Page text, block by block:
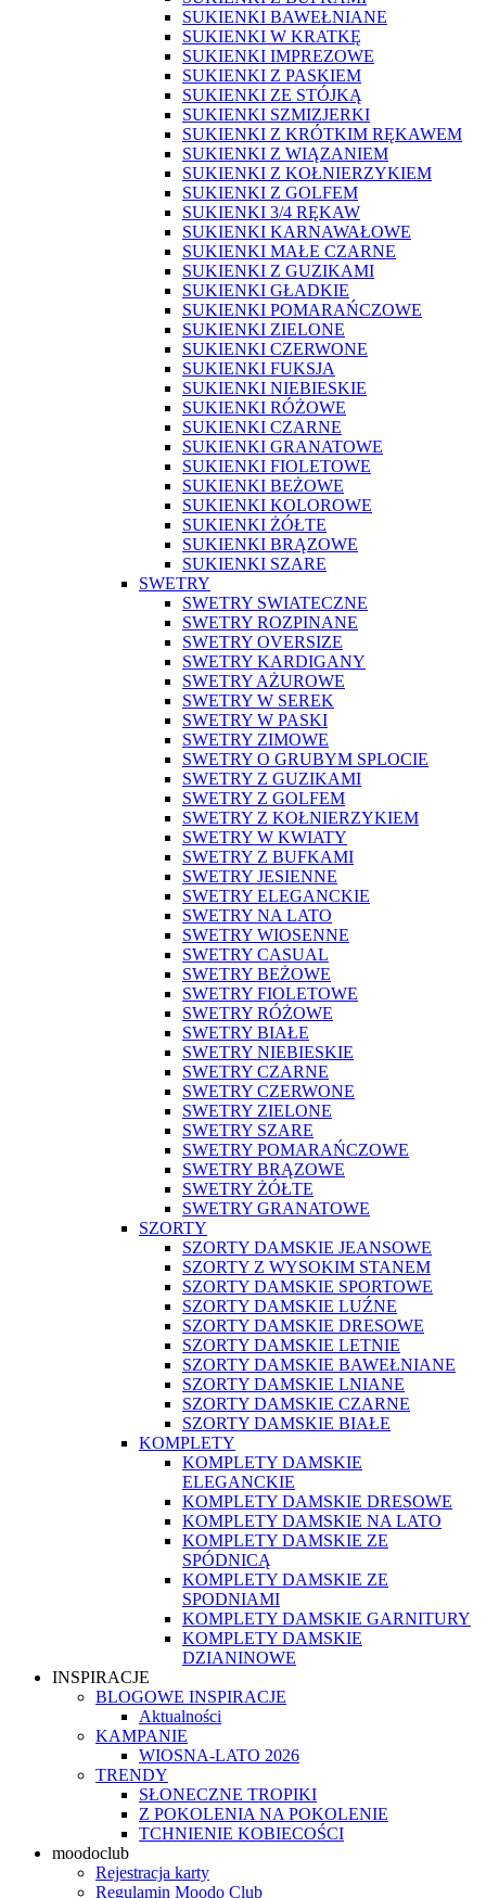
SUKIENKI BAWEŁNIANE
SUKIENKI W KRATKĘ
SUKIENKI IMPREZOWE
SUKIENKI Z PASKIEM
SUKIENKI ZE STÓJKĄ
SUKIENKI SZMIZJERKI
SUKIENKI Z KRÓTKIM RĘKAWEM
SUKIENKI Z WIĄZANIEM
SUKIENKI Z KOŁNIERZYKIEM
SUKIENKI Z GOLFEM
SUKIENKI 3/4 RĘKAW
SUKIENKI KARNAWAŁOWE
SUKIENKI MAŁE CZARNE
SUKIENKI Z GUZIKAMI
SUKIENKI GŁADKIE
SUKIENKI POMARAŃCZOWE
SUKIENKI ZIELONE
SUKIENKI CZERWONE
SUKIENKI FUKSJA
SUKIENKI NIEBIESKIE
SUKIENKI RÓŻOWE
SUKIENKI CZARNE
SUKIENKI GRANATOWE
SUKIENKI FIOLETOWE
SUKIENKI BEŻOWE
SUKIENKI KOLOROWE
SUKIENKI ŻÓŁTE
SUKIENKI BRĄZOWE
SUKIENKI SZARE
SWETRY
SWETRY SWIATECZNE
SWETRY ROZPINANE
SWETRY OVERSIZE
SWETRY KARDIGANY
SWETRY AŻUROWE
SWETRY W SEREK
SWETRY W PASKI
SWETRY ZIMOWE
SWETRY O GRUBYM SPLOCIE
SWETRY Z GUZIKAMI
SWETRY Z GOLFEM
SWETRY Z KOŁNIERZYKIEM
SWETRY W KWIATY
SWETRY Z BUFKAMI
SWETRY JESIENNE
SWETRY ELEGANCKIE
SWETRY NA LATO
SWETRY WIOSENNE
SWETRY CASUAL
SWETRY BEŻOWE
SWETRY FIOLETOWE
SWETRY RÓŻOWE
SWETRY BIAŁE
SWETRY NIEBIESKIE
SWETRY CZARNE
SWETRY CZERWONE
SWETRY ZIELONE
SWETRY SZARE
SWETRY POMARAŃCZOWE
SWETRY BRĄZOWE
SWETRY ŻÓŁTE
SWETRY GRANATOWE
SZORTY
SZORTY DAMSKIE JEANSOWE
SZORTY Z WYSOKIM STANEM
SZORTY DAMSKIE SPORTOWE
SZORTY DAMSKIE LUŹNE
SZORTY DAMSKIE DRESOWE
SZORTY DAMSKIE LETNIE
SZORTY DAMSKIE BAWEŁNIANE
SZORTY DAMSKIE LNIANE
SZORTY DAMSKIE CZARNE
SZORTY DAMSKIE BIAŁE
KOMPLETY
KOMPLETY DAMSKIE
ELEGANCKIE
KOMPLETY DAMSKIE DRESOWE
KOMPLETY DAMSKIE NA LATO
KOMPLETY DAMSKIE ZE
SPÓDNICĄ
KOMPLETY DAMSKIE ZE
SPODNIAMI
KOMPLETY DAMSKIE GARNITURY
KOMPLETY DAMSKIE
DZIANINOWE
INSPIRACJE
BLOGOWE INSPIRACJE
Aktualności
KAMPANIE
WIOSNA-LATO 2026
TRENDY
SŁONECZNE TROPIKI
Z POKOLENIA NA POKOLENIE
TCHNIENIE KOBIECOŚCI
moodoclub
Rejestracja karty
Regulamin Moodo Club